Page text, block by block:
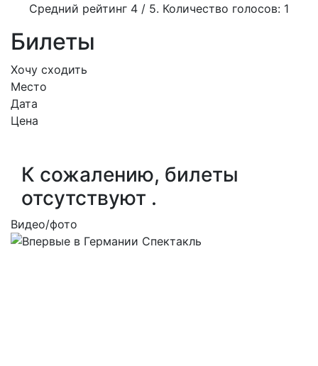
Средний рейтинг 4 / 5. Количество голосов: 1
Билеты
Хочу сходить
Место
Дата
Цена
К сожалению, билеты
отсутствуют .
Видео/фото